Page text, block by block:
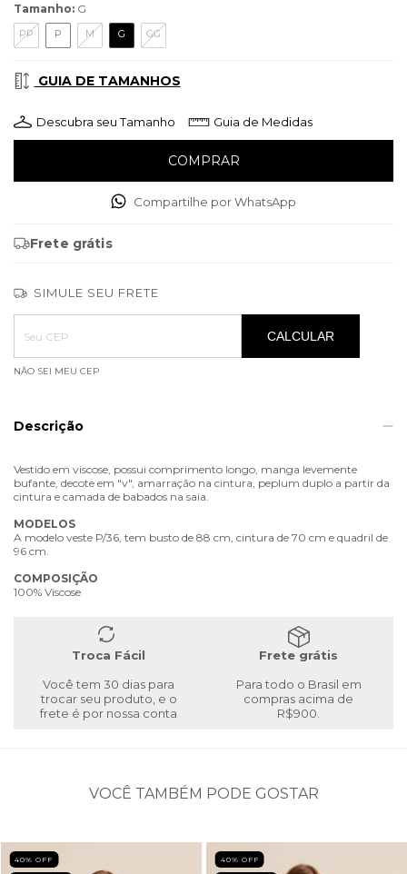
Tamanho: G
PP P M G GG
GUIA DE TAMANHOS
Descubra seu Tamanho Guia de Medidas
Compartilhe por WhatsApp
Frete grátis
SIMULE SEU FRETE
Entregas para o CEP:
ALTERAR CEP
CALCULAR
NÃO SEI MEU CEP
Descrição
Vestido em viscose, possui comprimento longo, manga levemente
bufante, decote em "v", amarração na cintura, peplum duplo a partir da
cintura e camada de babados na saia.
MODELOS
A modelo veste P/36, tem busto de 88 cm, cintura de 70 cm e quadril de
96 cm.
COMPOSIÇÃO
100% Viscose
Troca Fácil
Você tem 30 dias para
trocar seu produto, e o
frete é por nossa conta
Frete grátis
Para todo o Brasil em
compras acima de
R$900.
VOCÊ TAMBÉM PODE GOSTAR
40% OFF 40% OFF